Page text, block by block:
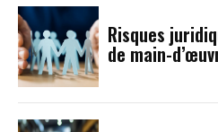
Risques
de main-